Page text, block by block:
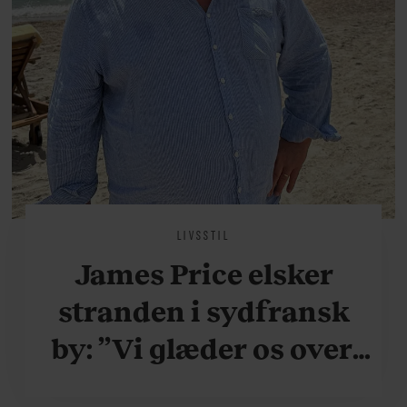
LIVSSTIL
James Price elsker
stranden i sydfransk
by: ”Vi glæder os over,